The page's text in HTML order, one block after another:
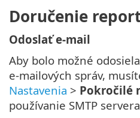
Doručenie
Odoslať e-mail
Aby bolo možné
e‑mailových správ,
Nastavenia > Pokročilé
používanie SMTP